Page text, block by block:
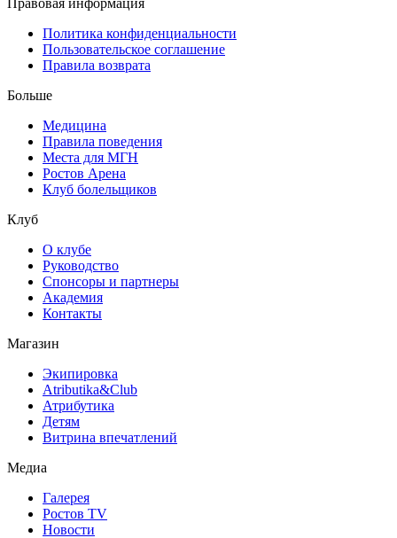
Политика конфиденциальности
Пользовательское соглашение
Правила возврата
Больше
Медицина
Правила поведения
Места для МГН
Ростов Арена
Клуб болельщиков
Клуб
О клубе
Руководство
Спонсоры и партнеры
Академия
Контакты
Магазин
Экипировка
Atributika&Club
Атрибутика
Детям
Витрина впечатлений
Медиа
Галерея
Ростов TV
Новости